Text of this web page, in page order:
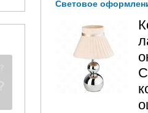
Световое